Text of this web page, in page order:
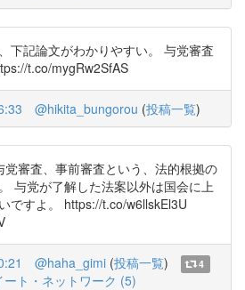
下記論文がわかりやすい。 与党審査
t.co/mygRw2SfAS
@hikita_bungorou (投稿一覧)
審査、事前審査という、法的根拠の
与党が了解した法案以外は国会に上
ですよ。 https://t.co/w6llskEl3U
@haha_gimi (投稿一覧)
4
ート・ネットワーク (5)